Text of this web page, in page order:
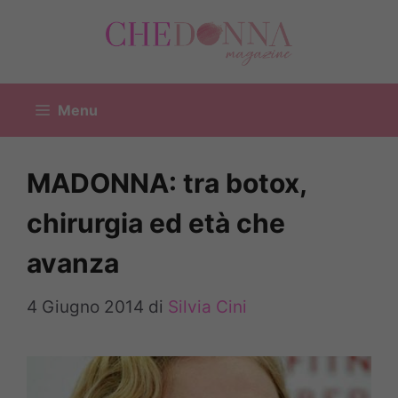
Menu
MADONNA: tra botox,
chirurgia ed età che
avanza
4 Giugno 2014 di Silvia Cini